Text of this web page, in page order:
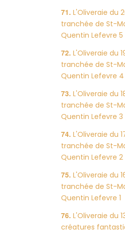
L'Oliveraie du
tranchée de St-
Quentin Lefevre 5
L'Oliveraie du
tranchée de St-
Quentin Lefevre 4
L'Oliveraie du
tranchée de St-
Quentin Lefevre 3
L'Oliveraie du
tranchée de St-
Quentin Lefevre 2
L'Oliveraie du
tranchée de St-
Quentin Lefevre 1
L'Oliveraie du
créatures